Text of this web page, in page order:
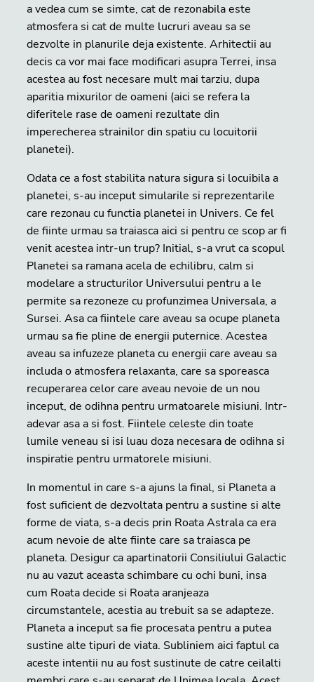
a vedea cum se simte, cat de rezonabila este
atmosfera si cat de multe lucruri aveau sa se
dezvolte in planurile deja existente. Arhitectii au
decis ca vor mai face modificari asupra Terrei, insa
acestea au fost necesare mult mai tarziu, dupa
aparitia mixurilor de oameni (aici se refera la
diferitele rase de oameni rezultate din
imperecherea strainilor din spatiu cu locuitorii
planetei).
Odata ce a fost stabilita natura sigura si locuibila a
planetei, s-au inceput simularile si reprezentarile
care rezonau cu functia planetei in Univers. Ce fel
de fiinte urmau sa traiasca aici si pentru ce scop ar fi
venit acestea intr-un trup? Initial, s-a vrut ca scopul
Planetei sa ramana acela de echilibru, calm si
modelare a structurilor Universului pentru a le
permite sa rezoneze cu profunzimea Universala, a
Sursei. Asa ca fiintele care aveau sa ocupe planeta
urmau sa fie pline de energii puternice. Acestea
aveau sa infuzeze planeta cu energii care aveau sa
includa o atmosfera relaxanta, care sa sporeasca
recuperarea celor care aveau nevoie de un nou
inceput, de odihna pentru urmatoarele misiuni. Intr-
adevar asa a si fost. Fiintele celeste din toate
lumile veneau si isi luau doza necesara de odihna si
inspiratie pentru urmatorele misiuni.
In momentul in care s-a ajuns la final, si Planeta a
fost suficient de dezvoltata pentru a sustine si alte
forme de viata, s-a decis prin Roata Astrala ca era
acum nevoie de alte fiinte care sa traiasca pe
planeta. Desigur ca apartinatorii Consiliului Galactic
nu au vazut aceasta schimbare cu ochi buni, insa
cum Roata decide si Roata aranjeaza
circumstantele, acestia au trebuit sa se adapteze.
Planeta a inceput sa fie procesata pentru a putea
sustine alte tipuri de viata. Subliniem aici faptul ca
aceste intentii nu au fost sustinute de catre ceilalti